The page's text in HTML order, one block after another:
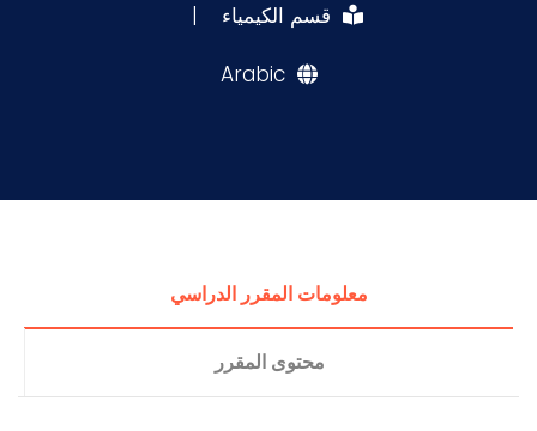
قسم الكيمياء |
Arabic
معلومات المقرر الدراسي
محتوى المقرر